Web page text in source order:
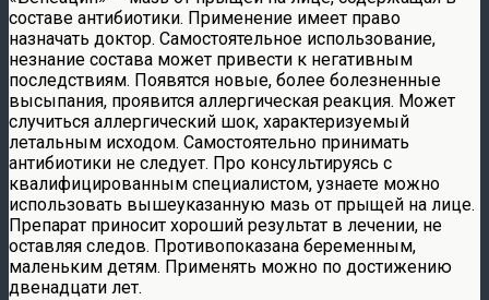
составе антибиотики. Применение имеет право
назначать доктор. Самостоятельное использование,
незнание состава может привести к негативным
последствиям. Появятся новые, более болезненные
высыпания, проявится аллергическая реакция. Может
случиться аллергический шок, характеризуемый
летальным исходом. Самостоятельно принимать
антибиотики не следует. Про консультируясь с
квалифицированным специалистом, узнаете можно
использовать вышеуказанную мазь от прыщей на лице.
Препарат приносит хороший результат в лечении, не
оставляя следов. Противопоказана беременным,
маленьким детям. Применять можно по достижению
двенадцати лет.